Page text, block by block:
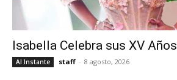
Isabella Celebra sus XV Años
Al Instante staff - 8 agosto, 2026